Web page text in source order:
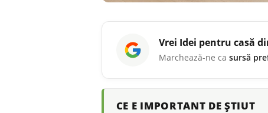
Vrei Idei pentru casă
Marchează-ne ca sursă
CE E IMPORTANT DE ȘTIUT